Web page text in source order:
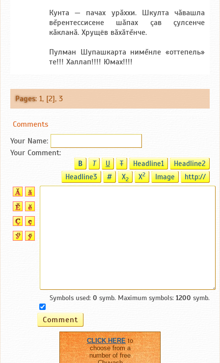
Кунта — пачах урăххи. Шкулта чăвашла
вĕрентессисене шăпах çав çулсенче
кăкланă. Хрущёв вăхăтĕнче.
Пулман Шупашкарта нимĕнле «оттепель»
те!!! Халлап!!!! Юмах!!!!
Pages: 1, [2], 3
Comments
Your Name:
Your Comment:
B T U T Headline1
Headline2
Headline3
# X2 X2 Image http://
Symbols used: 0 symb. Maximum symbols: 1200 symb.
CLICK HEREto
choose from a
number of free